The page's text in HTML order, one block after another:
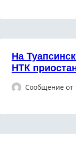
На
НТК
Сообщение от